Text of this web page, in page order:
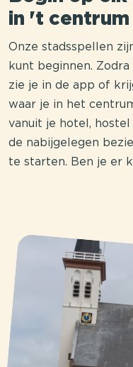
in 't centrum
Onze stadsspellen
kunt beginnen.
zie je in de app of
waar je in het
vanuit je hotel,
de nabijgelegen
te starten. Ben je er